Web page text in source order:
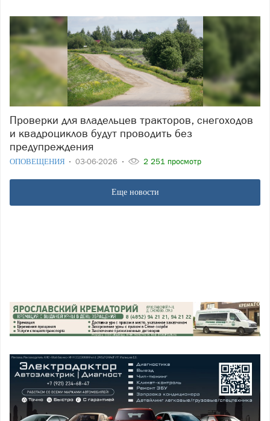
Проверки для владельцев тракторов, снегоходов
и квадроциклов будут проводить без
предупреждения
ОПОВЕЩЕНИЯ 03-06-2026 2 251 просмотр
Еще новости